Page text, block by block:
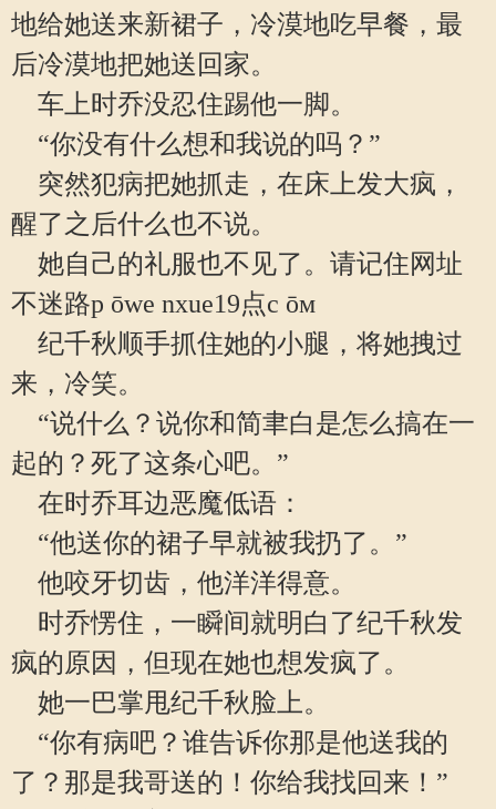
地给她送来新裙子，冷漠地吃早餐，最
后冷漠地把她送回家。
车上时乔没忍住踢他一脚。
“你没有什么想和我说的吗？”
突然犯病把她抓走，在床上发大疯，
醒了之后什么也不说。
她自己的礼服也不见了。请记住网址
不迷路p ōwe nxue19点c ōм
纪千秋顺手抓住她的小腿，将她拽过
来，冷笑。
“说什么？说你和简聿白是怎么搞在一
起的？死了这条心吧。”
在时乔耳边恶魔低语：
“他送你的裙子早就被我扔了。”
他咬牙切齿，他洋洋得意。
时乔愣住，一瞬间就明白了纪千秋发
疯的原因，但现在她也想发疯了。
她一巴掌甩纪千秋脸上。
“你有病吧？谁告诉你那是他送我的
了？那是我哥送的！你给我找回来！”